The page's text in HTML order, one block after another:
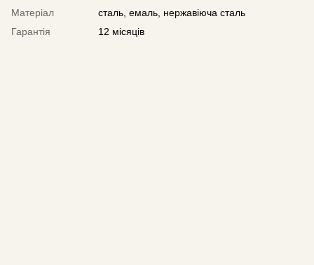
Матеріал
сталь, емаль, нержавіюча сталь
Гарантія
12 місяців